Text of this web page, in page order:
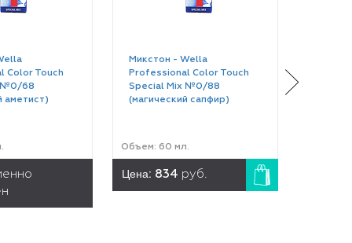
Color Touch
№0/68
аметист)
Микстон - Wella
Professional Color Touch
Special Mix №0/88
(магический сапфир)
Объем: 60 мл.
Цена: 834 руб.